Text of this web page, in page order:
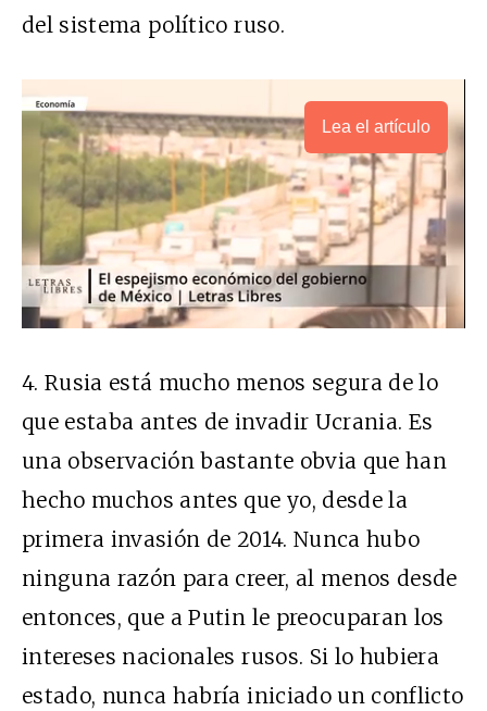
del sistema político ruso.
Lea el artículo
4. Rusia está mucho menos segura de lo
que estaba antes de invadir Ucrania. Es
una observación bastante obvia que han
hecho muchos antes que yo, desde la
primera invasión de 2014. Nunca hubo
ninguna razón para creer, al menos desde
entonces, que a Putin le preocuparan los
intereses nacionales rusos. Si lo hubiera
estado, nunca habría iniciado un conflicto